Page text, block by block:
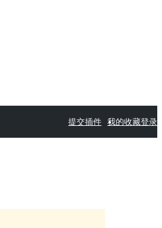
提交插件 我的收藏登录